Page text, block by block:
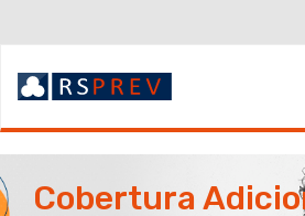
conteúdo
menu
conteúdoCobertura